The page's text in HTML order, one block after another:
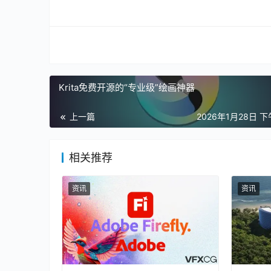
Krita免费开源的“专业级”绘画神器
上一篇 2026年1月28日
相关推荐
资讯 资讯